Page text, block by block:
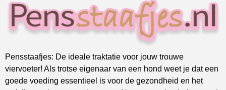
Pensstaafjes: De ideale traktatie voor jouw trouwe
viervoeter! Als trotse eigenaar van een hond weet je dat een
goede voeding essentieel is voor de gezondheid en het